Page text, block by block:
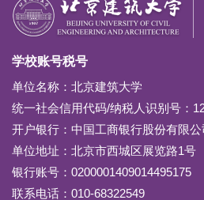
学校账号税号
单位名称：北京建筑大学
统一社会信用代码/纳税人识别号：
开户银行：中国工商银行股份有限
单位地址：北京市西城区展览路1号
银行账号：0200001409014495175
联系电话：010-68322549